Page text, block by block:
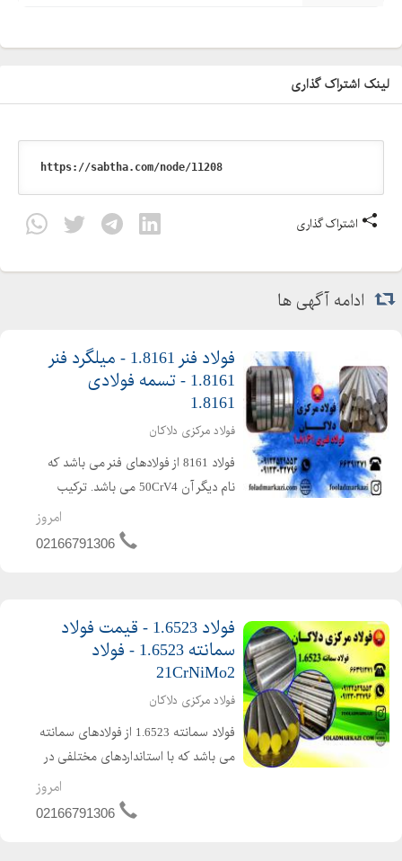
لینک اشتراک گذاری
اشتراک گذاری
ادامه آگهی ها
فولاد فنر 1.8161 - میلگرد فنر
1.8161 - تسمه فولادی
1.8161
فولاد مرکزی دلاکان
فولاد 8161 از فولادهای فنر می باشد که
نام دیگر آن 50CrV4 می باشد. ترکیب
شیمیایی این فولاد به شرح زیر می باشد:
فولاد فنر1.8161 از تنش پذیری و شکل
امروز
02166791306
فولاد 1.6523 - قیمت فولاد
سمانته 1.6523 - فولاد
21CrNiMo2
فولاد مرکزی دلاکان
فولاد سمانته 1.6523 از فولادهای سمانته
می باشد که با استانداردهای مختلفی در
استاندارد آلمان 8620 در استاندارد AISI
امروز
02166791306